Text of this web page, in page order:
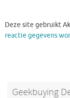
Deze site gebruikt
reactie gegevens
Geekbuying